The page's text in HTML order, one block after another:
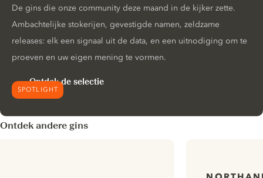
SPOTLIGHT
De gins die onze community deze maand in de kijker zette.
Ambachtelijke stokerijen, gevestigde namen, zeldzame
releases: elk een signaal uit de data, en een uitnodiging om te
proeven en uw eigen mening te vormen.
Ontdek de selectie
Ontdek andere gins